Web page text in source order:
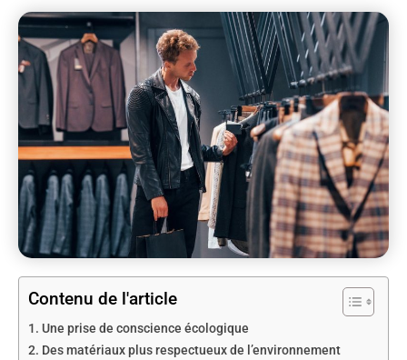
Contenu de l'article
Une prise de conscience écologique
Des matériaux plus respectueux de l’environnement